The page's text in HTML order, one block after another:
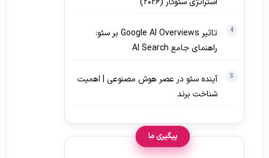
تاثیر Google AI Overviews بر سئو:
راهنمای جامع AI Search
آینده سئو در عصر هوش مصنوعی | اهمیت
شناخت برند
پیگیری ما